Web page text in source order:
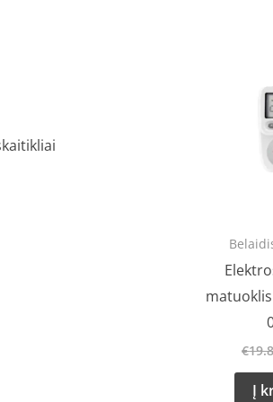
€
Į